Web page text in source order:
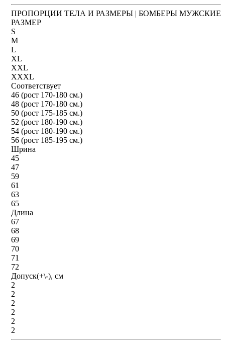
ПРОПОРЦИИ ТЕЛА И РАЗМЕРЫ | БОМБЕРЫ МУЖСКИЕ
РАЗМЕР
S
M
L
XL
XXL
XXXL
Соответствует
46 (рост 170-180 см.)
48 (рост 170-180 см.)
50 (рост 175-185 см.)
52 (рост 180-190 см.)
54 (рост 180-190 см.)
56 (рост 185-195 см.)
Шрина
45
47
59
61
63
65
Длина
67
68
69
70
71
72
Допуск(+\-), см
2
2
2
2
2
2